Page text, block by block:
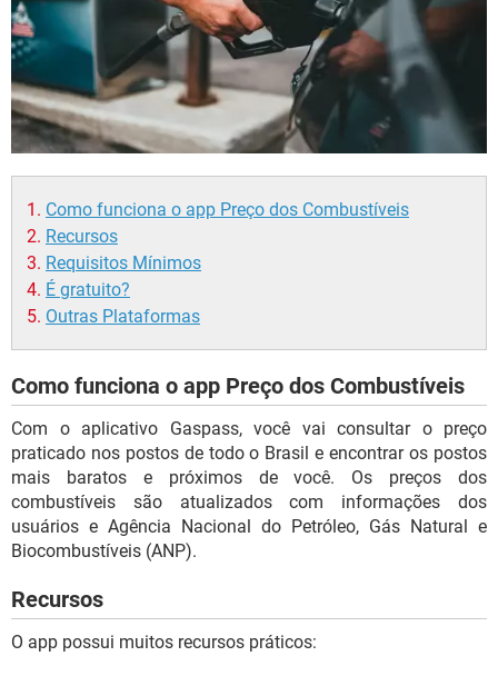
Como funciona o app Preço dos Combustíveis
Recursos
Requisitos Mínimos
É gratuito?
Outras Plataformas
Como funciona o app Preço dos Combustíveis
Com o aplicativo Gaspass, você vai consultar o preço
praticado nos postos de todo o Brasil e encontrar os postos
mais baratos e próximos de você. Os preços dos
combustíveis são atualizados com informações dos
usuários e Agência Nacional do Petróleo, Gás Natural e
Biocombustíveis (ANP).
Recursos
O app possui muitos recursos práticos: